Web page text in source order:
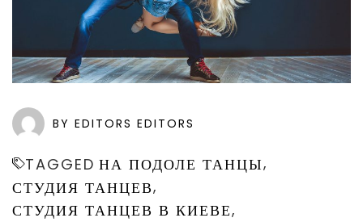
BY EDITORS EDITORS
TAGGED НА ПОДОЛЕ ТАНЦЫ,
СТУДИЯ ТАНЦЕВ,
СТУДИЯ ТАНЦЕВ В КИЕВЕ,